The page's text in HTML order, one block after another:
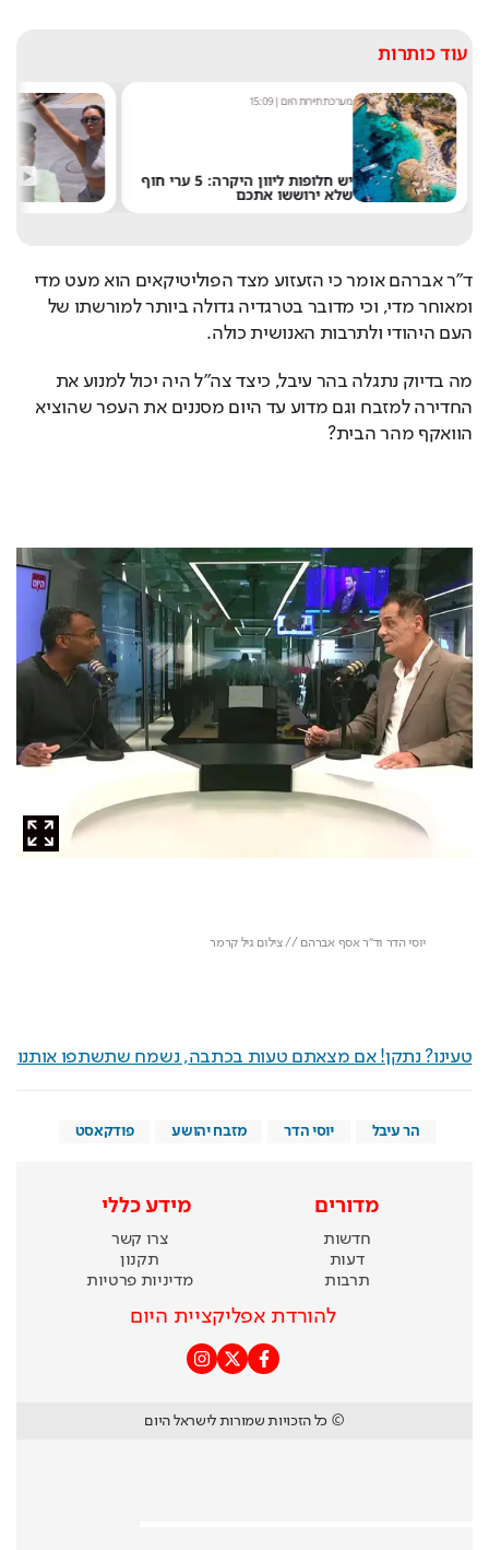
עוד כותרות
מערכת תיירות היום|
15:09
יש חלופות ליוון היקרה: 5 ערי חוף
שלא ירוששו אתכם
ד"ר אברהם אומר כי הזעזוע מצד הפוליטיקאים הוא מעט מדי
ומאוחר מדי, וכי מדובר בטרגדיה גדולה ביותר למורשתו של
העם היהודי ולתרבות האנושית כולה.
מה בדיוק נתגלה בהר עיבל, כיצד צה"ל היה יכול למנוע את
החדירה למזבח וגם מדוע עד היום מסננים את העפר שהוציא
הוואקף מהר הבית?
                יוסי הדר וד"ר אסף אברהם // צילום גיל קרמר
טעינו? נתקן! אם מצאתם טעות בכתבה, נשמח שתשתפו אותנו
הר עיבל יוסי הדר מזבח יהושע פודקאסט
מדורים
חדשות
דעות
תרבות
מידע כללי
צרו קשר
תקנון
מדיניות פרטיות
להורדת אפליקציית היום
© כל הזכויות שמורות לישראל היום